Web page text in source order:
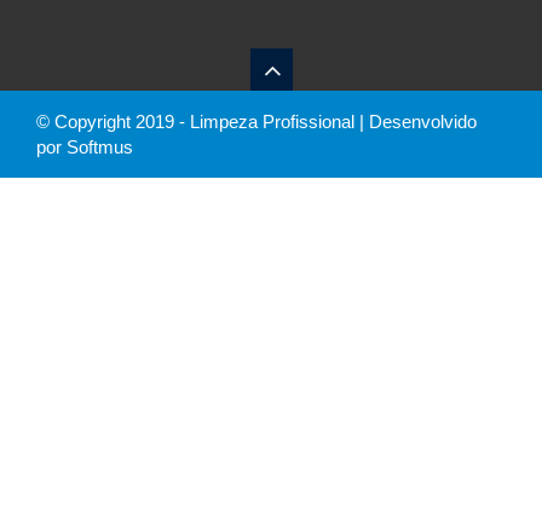
© Copyright 2019 - Limpeza Profissional | Desenvolvido
por Softmus